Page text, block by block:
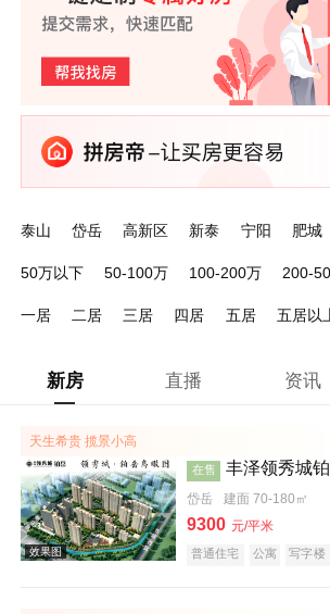
泰山 岱岳 高新区 新泰 宁阳 肥城
50万以下 50-100万 100-200万
200-
一居
二居 三居 四居 五居 五居以
新房 直播 资讯
天生希贵 揽景小高
在售 丰泽领秀城
岱岳 建面 70-180㎡
9300 元/平米
普通住宅 公寓 写字楼